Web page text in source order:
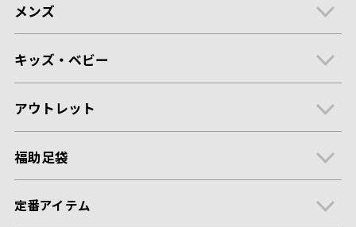
メンズ
キッズ・ベビー
アウトレット
福助足袋
定番アイテム